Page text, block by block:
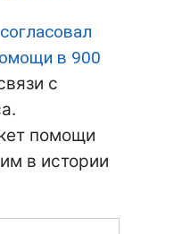
в 900
с
помощи
в истории